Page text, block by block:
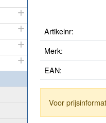
Artikelnr:
Merk:
EAN:
Voor